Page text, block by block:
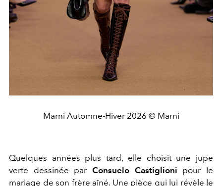
Marni Automne-Hiver 2026 © Marni
Quelques années plus tard, elle choisit une jupe
verte dessinée par Consuelo Castiglioni pour le
mariage de son frère aîné. Une pièce qui lui révèle le